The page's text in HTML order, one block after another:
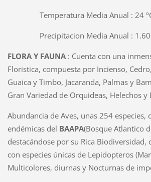
Temperatura Media Anual : 24
Precipitacion Media Anual :
FLORA Y FAUNA: Cuenta con una
Floristica, compuesta por Incienso,
Guaica y Timbo, Jacaranda, Palmas y
Gran Variedad de Orquideas, Helechos y
Abundancia de Aves, unas 254 especies,
endémicas del BAAPA(Bosque Atlantico
destacándose por su Rica Biodiversidad,
con especies únicas de Lepidopteros
Multicolores, diurnas y Nocturnas de